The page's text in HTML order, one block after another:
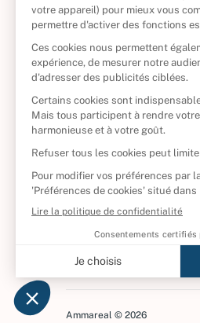
À propos
Politique de retour
Reprendre vos livres
Qui sommes-nous ?
CD d'occasion
DVD d'occasion
Livres d’occasion
Ammareal © 2026